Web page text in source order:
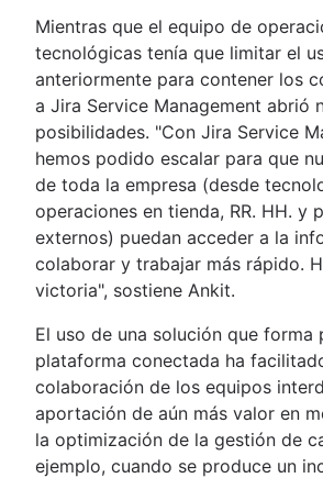
Mientras que el equipo de
tecnológicas tenía que limitar el
anteriormente para contener los
a Jira Service Management abrió
posibilidades. "Con Jira Service
hemos podido escalar para que
de toda la empresa (desde
operaciones en tienda, RR. HH. y
externos) puedan acceder a la
colaborar y trabajar más rápido.
victoria", sostiene Ankit.
El uso de una solución que forma
plataforma conectada ha
colaboración de los equipos
aportación de aún más valor en
la optimización de la gestión de
ejemplo, cuando se produce un